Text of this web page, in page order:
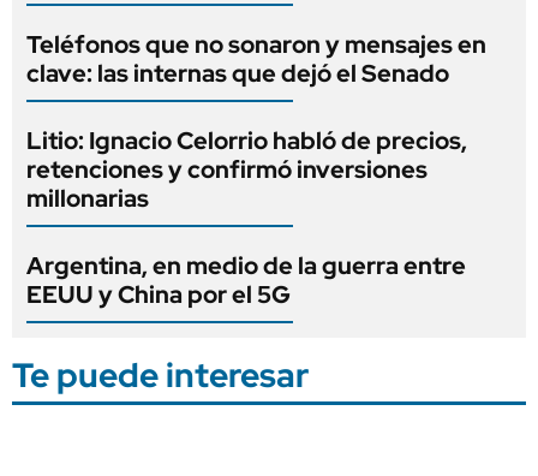
Teléfonos que no sonaron y mensajes en
clave: las internas que dejó el Senado
Litio: Ignacio Celorrio habló de precios,
retenciones y confirmó inversiones
millonarias
Argentina, en medio de la guerra entre
EEUU y China por el 5G
Te puede interesar